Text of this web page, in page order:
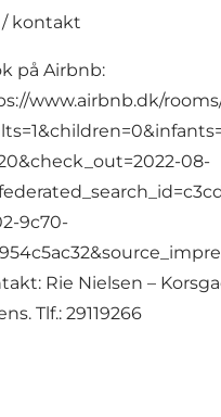
kontakt
på Airbnb:
www.airbnb.dk/
08-
9c70-
Rie Nielsen –
Tlf.: 29119266